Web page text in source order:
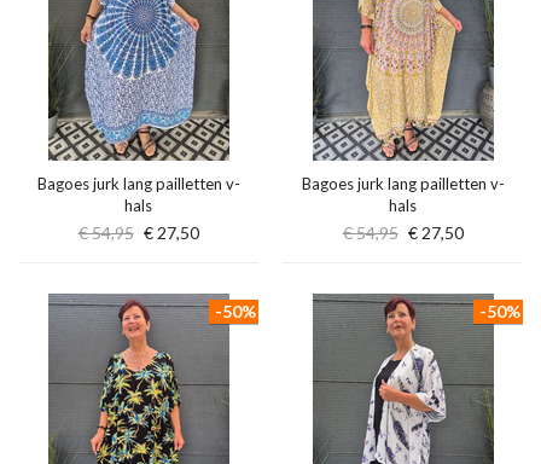
Bagoes jurk lang pailletten v-
hals
€ 54,95 € 27,50
Bagoes jurk lang pailletten v-
hals
€ 54,95 € 27,50
-50% -50%